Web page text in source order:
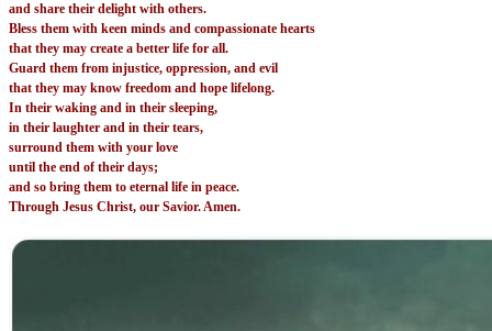
and share their delight with others.
Bless them with keen minds and compassionate hearts
that they may create a better life for all.
Guard them from injustice, oppression, and evil
that they may know freedom and hope lifelong.
In their waking and in their sleeping,
in their laughter and in their tears,
surround them with your love
until the end of their days;
and so bring them to eternal life in peace.
Through Jesus Christ, our Savior. Amen.